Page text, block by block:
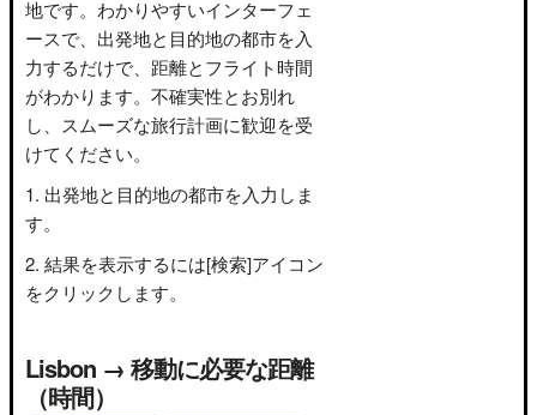
地です。わかりやすいインターフェ
ースで、出発地と目的地の都市を入
力するだけで、距離とフライト時間
がわかります。不確実性とお別れ
し、スムーズな旅行計画に歓迎を受
けてください。
出発地と目的地の都市を入力しま
す。
結果を表示するには[検索]アイコン
をクリックします。
Lisbon → 移動に必要な距離
（時間）